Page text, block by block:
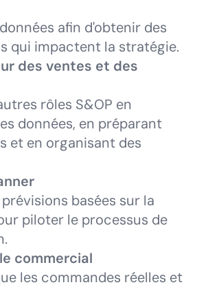
afin d'obtenir des
qui impactent la stratégie.
des ventes et des
rôles S&OP en
données, en préparant
et en organisant des
basées sur la
piloter le processus de
commercial
les commandes réelles et